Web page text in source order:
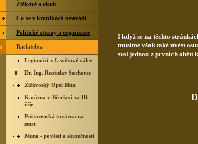
I když se na těchto
musíme však také uvést
stal jednou z prvních obětí
Žižkově a okolí
Co se v kronikách neuvádí
Politické strany a organizace
Badatelna
Legionáři v I. světové válce
Dr. Ing. Rostislav Sochorec
Žižkvoský Opel Blitz
Kasárna v Břeclavi za III.
říše
Poštorenská továrna na
smrt
Muna - pověsti a skutečnosti